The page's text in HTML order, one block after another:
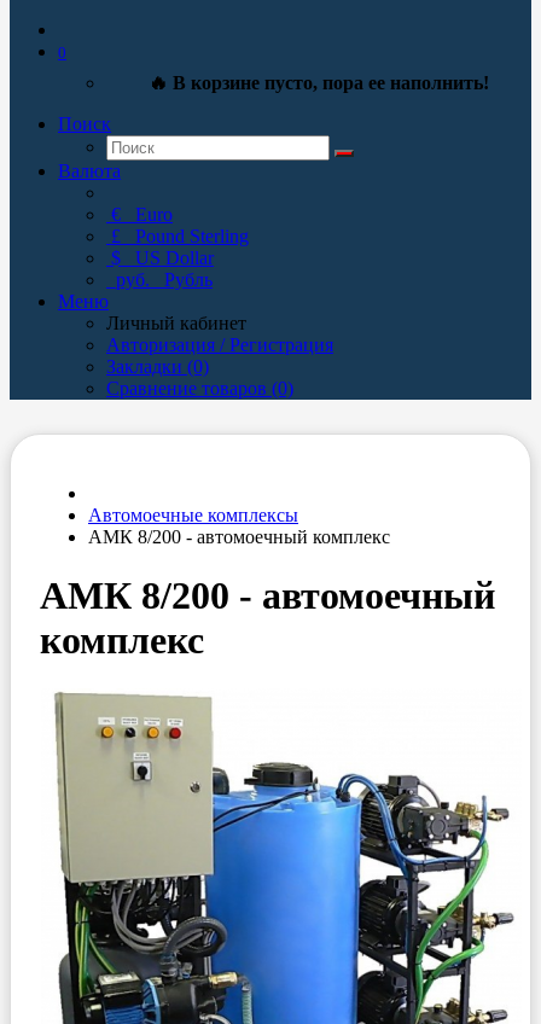
0
🔥 В корзине пусто, пора ее наполнить!
Поиск
Валюта
€ Euro
£ Pound Sterling
$ US Dollar
руб. Рубль
Меню
Личный кабинет
Авторизация / Регистрация
Закладки (0)
Сравнение товаров (0)
Автомоечные комплексы
АМК 8/200 - автомоечный комплекс
АМК 8/200 - автомоечный
комплекс